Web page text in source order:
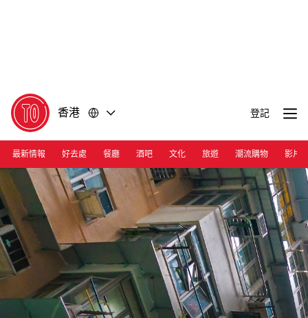
香港 登記
最新情報 好去處 餐廳 酒吧 文化 旅遊 潮流購物 影片